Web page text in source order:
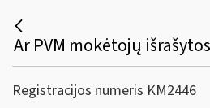
Registracijos numeris KM2446